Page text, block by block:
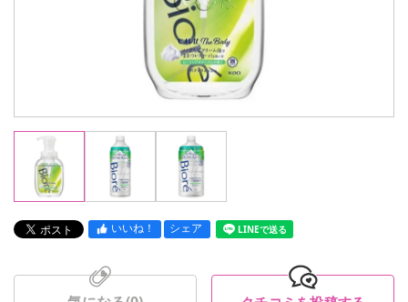
いいね！ シェア LINEで送る